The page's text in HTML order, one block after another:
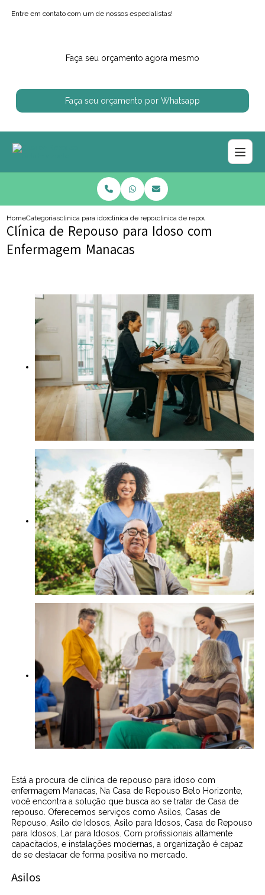
Entre em contato com um de nossos especialistas!
Faça seu orçamento agora mesmo
Faça seu orçamento por Whatsapp
HomeCategoriasclinica para idososclinica de repouso para idoso com alzheimer
clinica de repouso para idoso
Clínica de Repouso para Idoso com
Enfermagem Manacas
Está a procura de clínica de repouso para idoso com
enfermagem Manacas, Na Casa de Repouso Belo Horizonte,
você encontra a solução que busca ao se tratar de Casa de
repouso. Oferecemos serviços como Asilos, Casas de
Repouso, Asilo de Idosos, Asilo para Idosos, Casa de Repouso
para Idosos, Lar para Idosos. Com profissionais altamente
capacitados, e instalações modernas, a organização é capaz
de se destacar de forma positiva no mercado.
Asilos